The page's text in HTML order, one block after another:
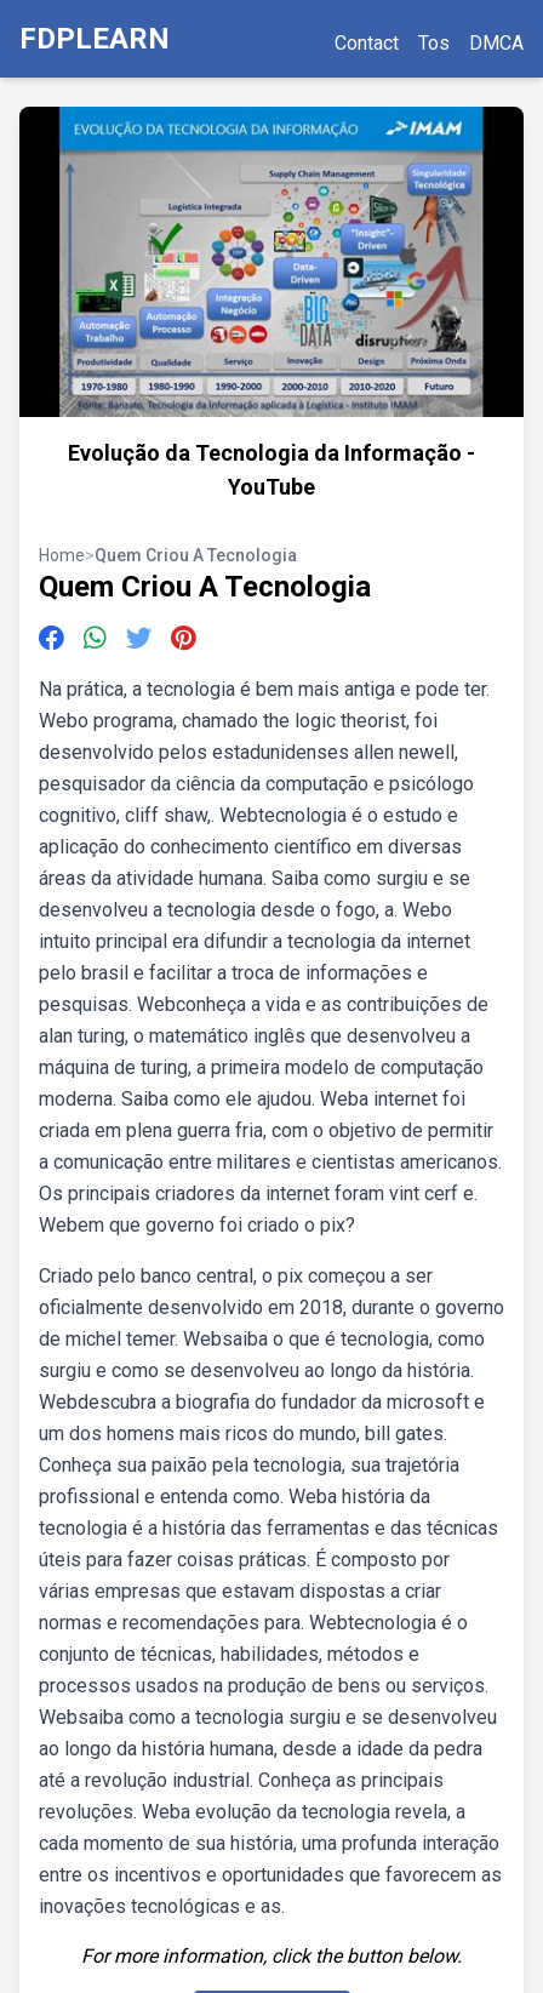
FDPLEARN Contact Tos DMCA
Evolução da Tecnologia da Informação -
YouTube
Home>Quem Criou A Tecnologia
Quem Criou A Tecnologia
Na prática, a tecnologia é bem mais antiga e pode ter.
Webo programa, chamado the logic theorist, foi
desenvolvido pelos estadunidenses allen newell,
pesquisador da ciência da computação e psicólogo
cognitivo, cliff shaw,. Webtecnologia é o estudo e
aplicação do conhecimento científico em diversas
áreas da atividade humana. Saiba como surgiu e se
desenvolveu a tecnologia desde o fogo, a. Webo
intuito principal era difundir a tecnologia da internet
pelo brasil e facilitar a troca de informações e
pesquisas. Webconheça a vida e as contribuições de
alan turing, o matemático inglês que desenvolveu a
máquina de turing, a primeira modelo de computação
moderna. Saiba como ele ajudou. Weba internet foi
criada em plena guerra fria, com o objetivo de permitir
a comunicação entre militares e cientistas americanos.
Os principais criadores da internet foram vint cerf e.
Webem que governo foi criado o pix?
Criado pelo banco central, o pix começou a ser
oficialmente desenvolvido em 2018, durante o governo
de michel temer. Websaiba o que é tecnologia, como
surgiu e como se desenvolveu ao longo da história.
Webdescubra a biografia do fundador da microsoft e
um dos homens mais ricos do mundo, bill gates.
Conheça sua paixão pela tecnologia, sua trajetória
profissional e entenda como. Weba história da
tecnologia é a história das ferramentas e das técnicas
úteis para fazer coisas práticas. É composto por
várias empresas que estavam dispostas a criar
normas e recomendações para. Webtecnologia é o
conjunto de técnicas, habilidades, métodos e
processos usados na produção de bens ou serviços.
Websaiba como a tecnologia surgiu e se desenvolveu
ao longo da história humana, desde a idade da pedra
até a revolução industrial. Conheça as principais
revoluções. Weba evolução da tecnologia revela, a
cada momento de sua história, uma profunda interação
entre os incentivos e oportunidades que favorecem as
inovações tecnológicas e as.
For more information, click the button below.